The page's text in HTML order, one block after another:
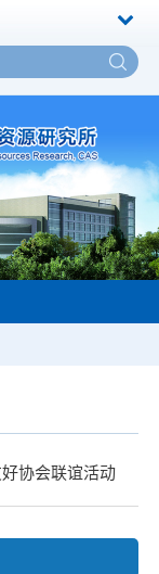
协会联谊活动